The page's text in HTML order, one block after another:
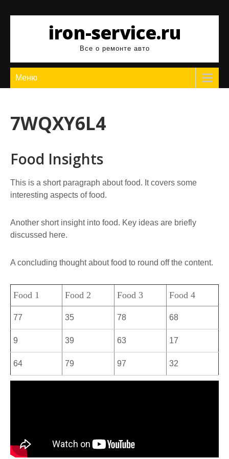
содержимомуiron-service.ru
Все о ремонте авто
Меню
7WQXY6L4
Food Insights
This is a short paragraph about food. It covers some
interesting aspects of food.
Another short insight into food. Key ideas are briefly
discussed here.
A concluding thought about food to round off the content.
Food 1 Food 2 Food 3 Food 4
77 35 78 68
9 39 63 17
64 79 97 32